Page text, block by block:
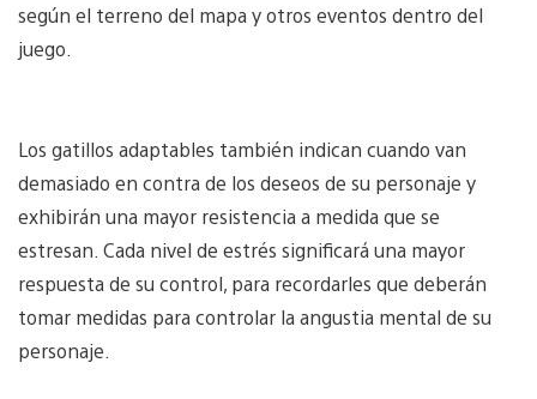
según el terreno del mapa y otros eventos dentro del
juego.
Los gatillos adaptables también indican cuando van
demasiado en contra de los deseos de su personaje y
exhibirán una mayor resistencia a medida que se
estresan. Cada nivel de estrés significará una mayor
respuesta de su control, para recordarles que deberán
tomar medidas para controlar la angustia mental de su
personaje.